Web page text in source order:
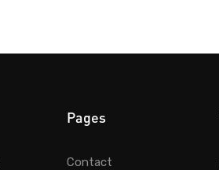
Pages
Contact